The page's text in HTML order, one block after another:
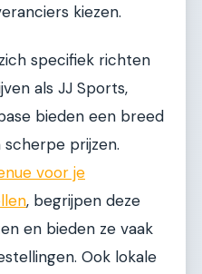
kiezen.
specifiek richten
als JJ Sports,
bieden een breed
prijzen.
voor je
, begrijpen deze
en bieden ze vaak
Ook lokale